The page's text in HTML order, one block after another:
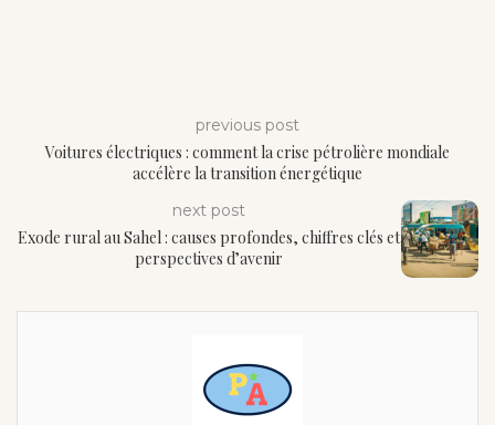
previous post
Voitures électriques : comment la crise pétrolière mondiale
accélère la transition énergétique
next post
Exode rural au Sahel : causes profondes, chiffres clés et
perspectives d’avenir